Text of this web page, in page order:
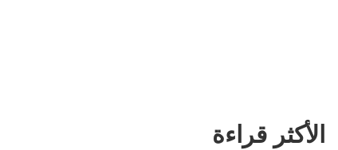
الأكثر قراءة